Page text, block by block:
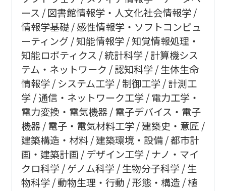
ース
図書館情報学・人文化社会情報学
情報学基礎 感性情報学・ソフトコンピュ
ーティング 知能情報学 知覚情報処理・
知能ロボティクス
統計科学 計算機シス
テム・ネットワーク
認知科学 生体生命
情報学
システム工学 制御工学 計測工
学 通信・ネットワーク工学 電力工学・
電力変換・電気機器 電子デバイス・電子
機器 電子・電気材料工学 建築史・意匠
建築構造・材料 建築環境・設備 都市計
画・建築計画
デザイン工学
ナノ・マイ
クロ科学 ゲノム科学 生物分子科学 生
物科学 動物生理・行動 形態・構造
植